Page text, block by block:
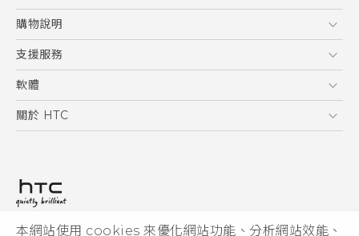
本網站使用 cookies 來優化網站功能、分析網站效能、
User manual
智慧型手機
配件
HTC Research
購物說明
購物須知
訂單管理
付款方式
支援服務
到府收送維修服務
服務中心資訊
客戶服務佈告欄
軟體
應用程式
HTC Sync Manager
關於 HTC
投資人
© 2011-2026 HTC Corporation